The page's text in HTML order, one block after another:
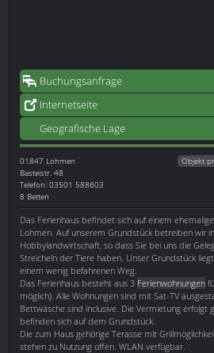
Buchungsanfrage
Internetseite
Geografische Lage
01847 Lohmen
Basteistr. 48
Telefon: 03501 588603
8 Betten
Objekt
Das Ferienhaus befindet sich auf einem
Lohmen. Auf unserem Grundstück betreiben wir
Hobbylandwirtschaft, so dass Sie bei uns die
Streicheln der Tiere haben. Unser Grundstück
einem wenig befahrenen Weg.
Das Ferienhaus besteht aus 3 Ferienwohnungen
möglich). Alle Wohnungen sind mit Sat-TV
Bettwäsche sind inclusive. Die Vermietung erfolgt
befinden sich auf dem Grundstück.
Die zum Haus gehörige Terasse mit
stehen zu Nutzung offen. WLAN verfügbar.